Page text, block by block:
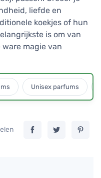
liefde en
koekjes of hun
is om van
magie van
Unisex parfums